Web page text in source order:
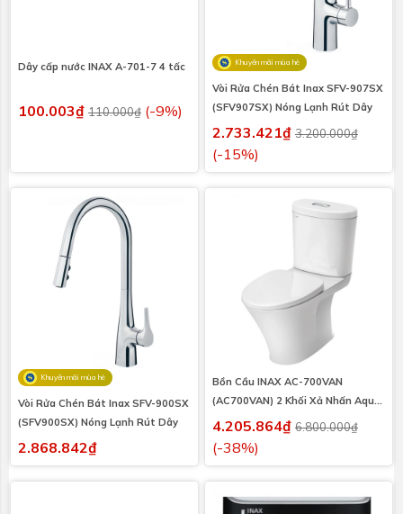
Dây cấp nước INAX A-701-7 4 tấc
100.003₫ 110.000₫ (-9%)
Khuyến mãi mùa hè
Vòi Rửa Chén Bát Inax SFV-907SX
(SFV907SX) Nóng Lạnh Rút Dây
2.733.421₫ 3.200.000₫
(-15%)
Khuyến mãi mùa hè
Vòi Rửa Chén Bát Inax SFV-900SX
(SFV900SX) Nóng Lạnh Rút Dây
2.868.842₫
Bồn Cầu INAX AC-700VAN
(AC700VAN) 2 Khối Xả Nhấn Aqua
Ceramic
4.205.864₫ 6.800.000₫
(-38%)